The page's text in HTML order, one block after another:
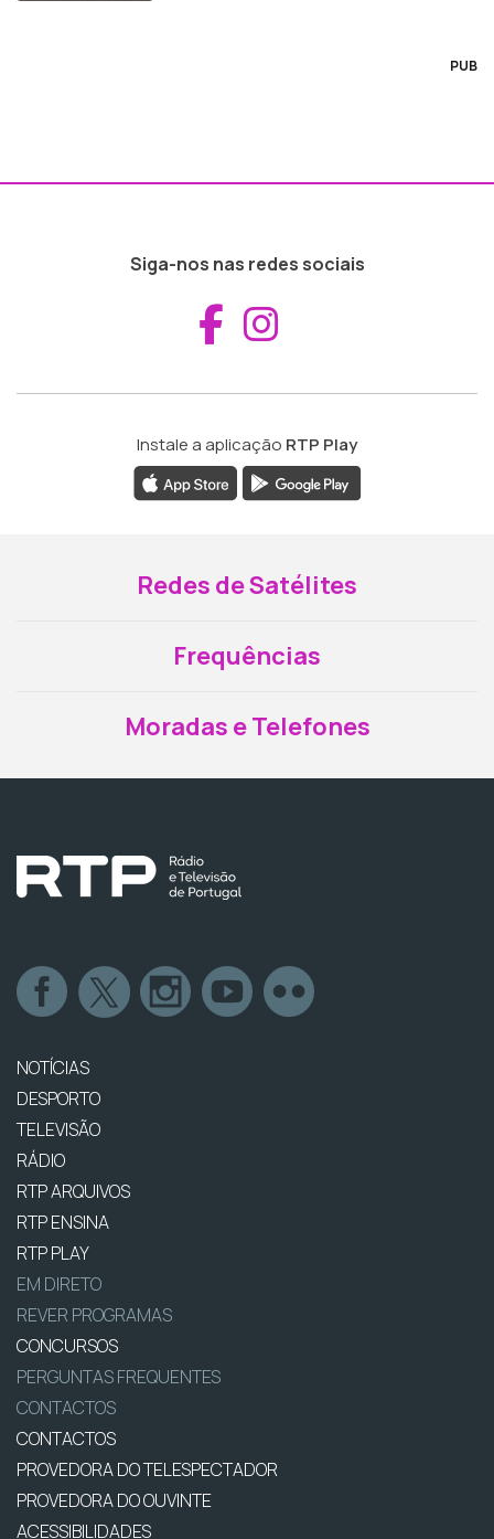
PUB
Siga-nos nas redes sociais
Aceder ao
Instale a aplicação RTP Play
Redes de Satélites
Frequências
Moradas e Telefones
NOTÍCIAS
DESPORTO
TELEVISÃO
RÁDIO
RTP ARQUIVOS
RTP ENSINA
RTP PLAY
EM DIRETO
REVER PROGRAMAS
CONCURSOS
PERGUNTAS FREQUENTES
CONTACTOS
CONTACTOS
PROVEDORA DO TELESPECTADOR
PROVEDORA DO OUVINTE
ACESSIBILIDADES